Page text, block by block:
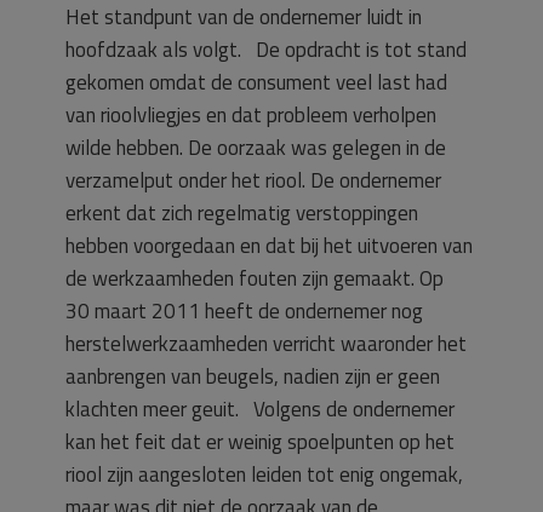
Het standpunt van de ondernemer luidt in
hoofdzaak als volgt. De opdracht is tot stand
gekomen omdat de consument veel last had
van rioolvliegjes en dat probleem verholpen
wilde hebben. De oorzaak was gelegen in de
verzamelput onder het riool. De ondernemer
erkent dat zich regelmatig verstoppingen
hebben voorgedaan en dat bij het uitvoeren van
de werkzaamheden fouten zijn gemaakt. Op
30 maart 2011 heeft de ondernemer nog
herstelwerkzaamheden verricht waaronder het
aanbrengen van beugels, nadien zijn er geen
klachten meer geuit. Volgens de ondernemer
kan het feit dat er weinig spoelpunten op het
riool zijn aangesloten leiden tot enig ongemak,